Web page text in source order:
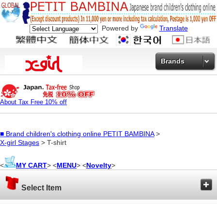
Powered by Translate
Brands
About Tax Free 10% off
■ Brand children's clothing online PETIT BAMBINA>
X-girl Stages > T-shirt
< MY CART> <MENU> <Novelty>
Select Item